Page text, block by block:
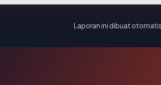
Laporan ini dibuat